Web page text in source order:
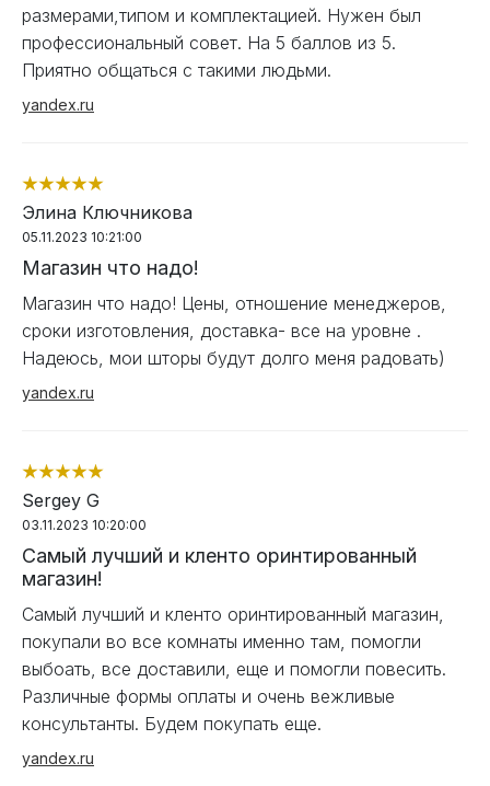
размерами,типом и комплектацией. Нужен был
профессиональный совет. На 5 баллов из 5.
Приятно общаться с такими людьми.
yandex.ru
Элина Ключникова
05.11.2023 10:21:00
Магазин что надо!
Магазин что надо! Цены, отношение менеджеров,
сроки изготовления, доставка- все на уровне .
Надеюсь, мои шторы будут долго меня радовать)
yandex.ru
Sergey G
03.11.2023 10:20:00
Самый лучший и кленто оринтированный
магазин!
Самый лучший и кленто оринтированный магазин,
покупали во все комнаты именно там, помогли
выбоать, все доставили, еще и помогли повесить.
Различные формы оплаты и очень вежливые
консультанты. Будем покупать еще.
yandex.ru